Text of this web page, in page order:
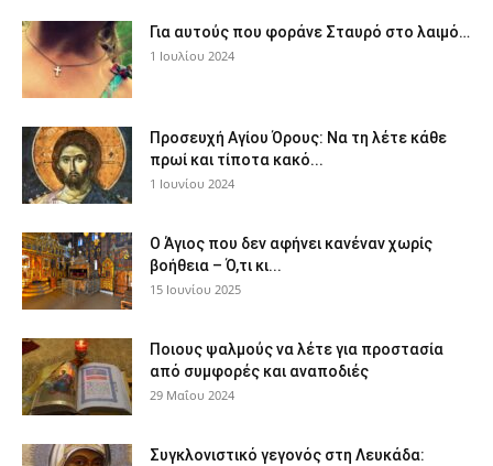
Για αυτούς που φοράνε Σταυρό στο λαιμό…
1 Ιουλίου 2024
Προσευχή Αγίου Όρους: Να τη λέτε κάθε
πρωί και τίποτα κακό...
1 Ιουνίου 2024
Ο Άγιος που δεν αφήνει κανέναν χωρίς
βοήθεια – Ό,τι κι...
15 Ιουνίου 2025
Ποιους ψαλμούς να λέτε για προστασία
από συμφορές και αναποδιές
29 Μαΐου 2024
Συγκλονιστικό γεγονός στη Λευκάδα: